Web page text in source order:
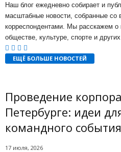
Наш блог ежедневно собирает и
масштабные новости, собранные со
корреспондентами. Мы расскажем о
обществе, культуре, спорте и
ЕЩЁ БОЛЬШЕ НОВОСТЕЙ
Проведение
Петербурге: идеи
командного события
17 июля, 2026